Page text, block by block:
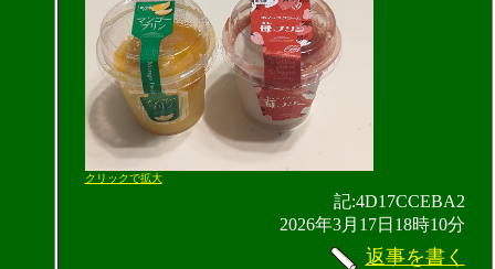
クリックで拡大
記:4D17CCEBA2
2026年3月17日18時10分
返事を書く